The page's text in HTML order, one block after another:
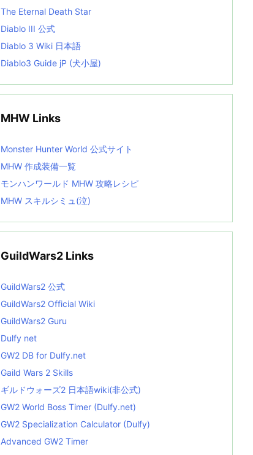
The Eternal Death Star
Diablo III 公式
Diablo 3 Wiki 日本語
Diablo3 Guide jP (犬小屋)
MHW Links
Monster Hunter World 公式サイト
MHW 作成装備一覧
モンハンワールド MHW 攻略レシピ
MHW スキルシミュ(泣)
GuildWars2 Links
GuildWars2 公式
GuildWars2 Official Wiki
GuildWars2 Guru
Dulfy net
GW2 DB for Dulfy.net
Gaild Wars 2 Skills
ギルドウォーズ2 日本語wiki(非公式)
GW2 World Boss Timer (Dulfy.net)
GW2 Specialization Calculator (Dulfy)
Advanced GW2 Timer